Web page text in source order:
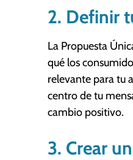
2. Definir
La Propuesta
qué los
relevante para tu
centro de tu
cambio positivo.
3. Crear